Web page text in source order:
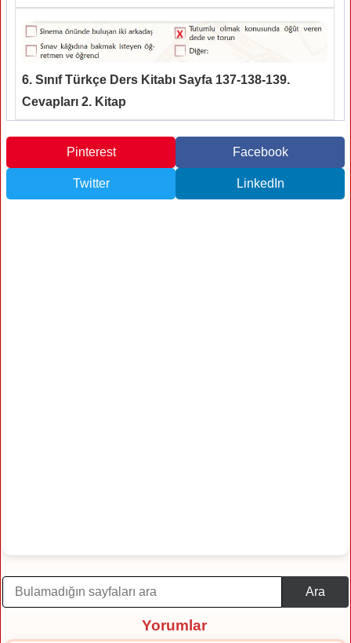
6. Sınıf Türkçe Ders Kitabı Sayfa 137-138-139.
Cevapları 2. Kitap
Pinterest Facebook
Twitter LinkedIn
Ara
Yorumlar